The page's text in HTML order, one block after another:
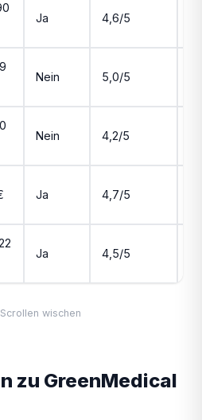
Ja 4,6/5
Nein 5,0/5
Nein 4,2/5
Ja 4,7/5
Ja 4,5/5
wischen
zu GreenMedical